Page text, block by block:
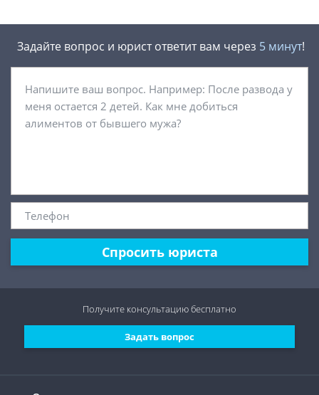
Задайте вопрос и юрист ответит вам через 5 минут!
Спросить юриста
Задать вопрос
Получите консультациюбесплатно